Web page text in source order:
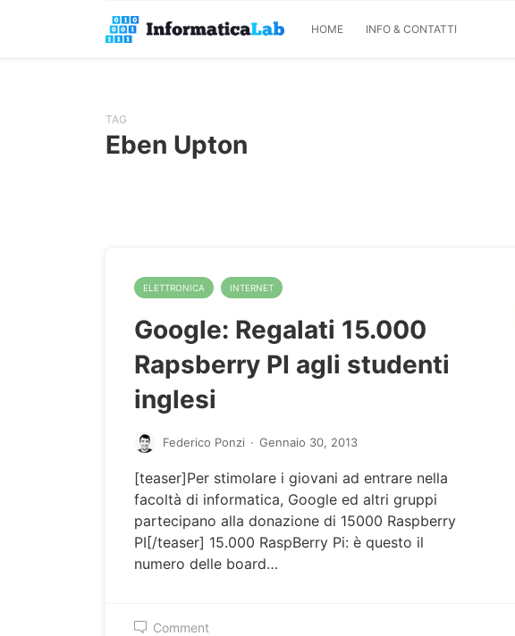
HOME INFO & CONTATTI
TAG
Eben Upton
ELETTRONICA INTERNET
Google: Regalati 15.000
Rapsberry PI agli studenti
inglesi
Federico Ponzi · Gennaio 30, 2013
[teaser]Per stimolare i giovani ad entrare nella
facoltà di informatica, Google ed altri gruppi
partecipano alla donazione di 15000 Raspberry
PI[/teaser] 15.000 RaspBerry Pi: è questo il
numero delle board…
Comment